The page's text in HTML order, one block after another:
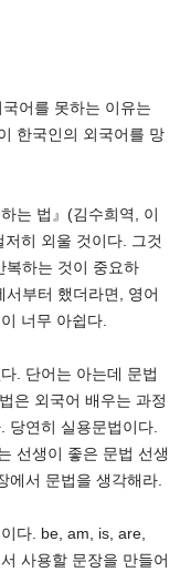
어를 못하는 이유는
한국인의 외국어를 망
는 법』(김수희역, 이
히 외울 것이다. 그것
복하는 것이 중요하
서부터 했더라면, 영어
너무 아쉽다.
. 단어는 아는데 문법
은 외국어 배우는 과정
당연히 실용문법이다.
선생이 좋은 문법 선생
에서 문법을 생각해라.
다. be, am, is, are,
사용할 문장을 만들어